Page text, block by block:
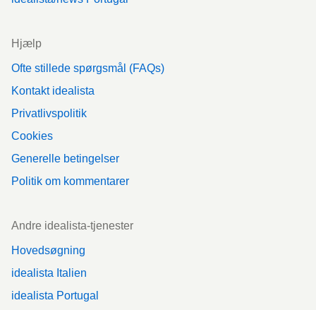
Hjælp
Ofte stillede spørgsmål (FAQs)
Kontakt idealista
Privatlivspolitik
Cookies
Generelle betingelser
Politik om kommentarer
Andre idealista-tjenester
Hovedsøgning
idealista Italien
idealista Portugal